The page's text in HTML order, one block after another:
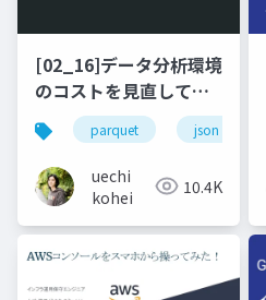
[02_16]データ分析環境
のコストを見直してみ
た。
parquet json
uechi
kohei
10.4K